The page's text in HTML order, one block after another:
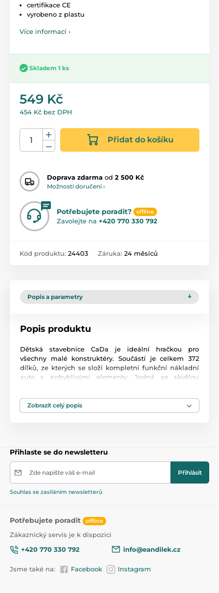
certifikace CE
vyrobeno z plastu
Více informací ›
Skladem 1 ks
549 Kč
454 Kč bez DPH
Přidat do košíku
Doprava zdarma od 2 500 Kč
Možnosti doručení ›
Potřebujete poradit? offline
Zavolejte na +420 770 330 792
Kód produktu: 24403 Záruka: 24 měsíců
Popis a parametry
Popis produktu
Dětská stavebnice CaDa je ideální hračkou pro
všechny malé konstruktéry. Součástí je celkem 372
dílků, ze kterých se složí kompletní funkční nákladní
auto s pohyblivými elementy. Jedná se skvělou
děti od 8 let věku.
Zobrazit celý popis
Přihlaste se do newsletteru
Zde napište váš e-mail Přihlásit
Souhlas se zasíláním newsletterů
Potřebujete poradit offline
Zákaznický servis je k dispozici
+420 770 330 792
info@eandilek.cz
Jsme také na: Facebook Instagram